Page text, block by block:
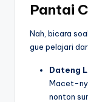
Pantai
Nah, bicara
gue pelajari
Dateng
Macet-
nonton